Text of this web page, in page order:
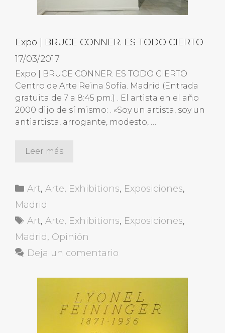
Expo | BRUCE CONNER. ES TODO CIERTO
17/03/2017
Expo | BRUCE CONNER. ES TODO CIERTO
Centro de Arte Reina Sofía. Madrid (Entrada
gratuita de 7 a 8:45 pm.) . El artista en el año
2000 dijo de sí mismo: . «Soy un artista, soy un
antiartista, arrogante, modesto, …
Leer más
Categorías
Art,Arte, Exhibitions, Exposiciones,
Madrid
Etiquetas
Art,Arte, Exhibitions, Exposiciones,
Madrid, Opinión
Deja un comentario